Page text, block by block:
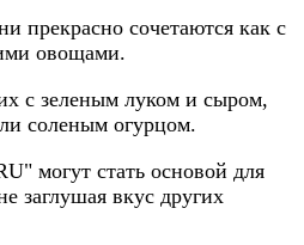
прекрасно сочетаются как с
овощами.
с зеленым луком и сыром,
соленым огурцом.
могут стать основой для
заглушая вкус других